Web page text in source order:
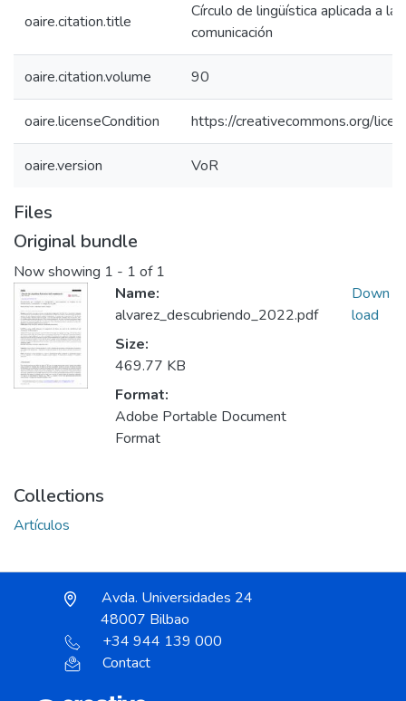
oaire.citation.title
Círculo de lingüística aplicada a la
comunicación
oaire.citation.volume 90
oaire.licenseCondition https://creativecommons.org/
oaire.version VoR
Files
Original bundle
Now showing 1 - 1 of 1
Name:
alvarez_descubriendo_2022.pdf
Size:
469.77 KB
Format:
Adobe Portable Document
Format
Down
load
Collections
Artículos
Avda. Universidades 24
48007 Bilbao
+34 944 139 000
Contact